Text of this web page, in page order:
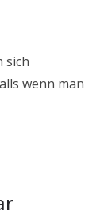
sich
wenn man